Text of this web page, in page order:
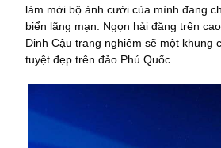
làm mới bộ ảnh cưới của mình đang
biển lãng mạn. Ngọn hải đăng trên
Dinh Cậu trang nghiêm sẽ một khung
tuyệt đẹp trên đảo Phú Quốc.